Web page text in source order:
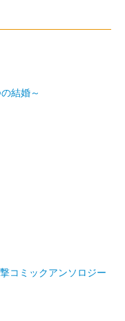
結婚～
コミックアンソロジー